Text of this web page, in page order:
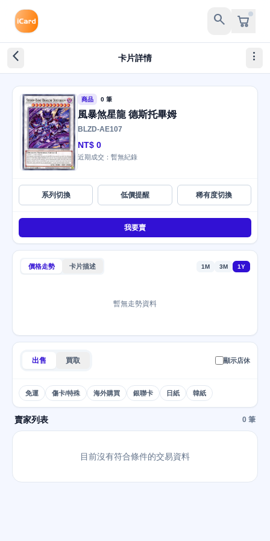
search
arrow_back_ios_new 卡片詳情 more_vert
商品 0 筆
風暴煞星龍 德斯托畢姆
BLZD-AE107
NT$ 0
近期成交：暫無紀錄
系列切換 低價提醒 稀有度切換
我要賣
價格走勢 卡片描述 1M 3M 1Y
暫無走勢資料
出售 買取 顯示店休
免運 傷卡/特殊 海外購買 銀聯卡 日紙 韓紙
賣家列表 0 筆
目前沒有符合條件的交易資料